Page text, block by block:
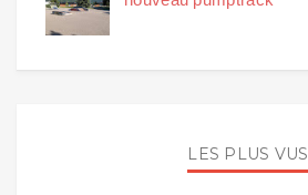
LES PLUS VUS